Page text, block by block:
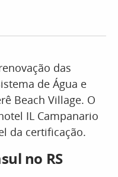
das
de Água e
Beach Village. O
IL Campanario
da certificação.
no RS